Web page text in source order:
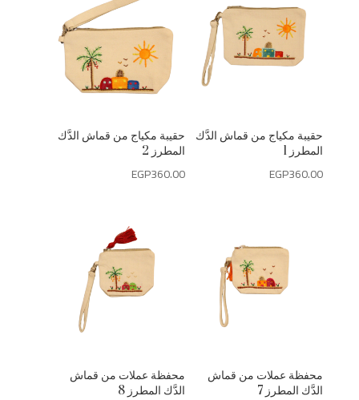
حقيبة مكياج من قماش الدَّك
المطرز 2
EGP360.00
حقيبة مكياج من قماش الدَّك
المطرز 1
EGP360.00
محفظة عملات من قماش
الدَّك المطرز 8
محفظة عملات من قماش
الدَّك المطرز 7